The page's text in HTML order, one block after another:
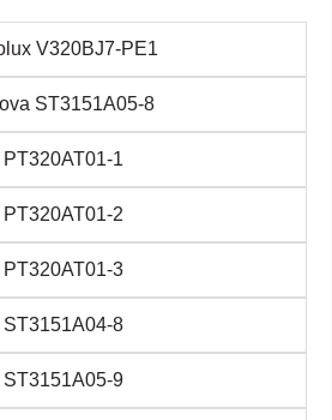
V320BJ7-PE1
ST3151A05-8
PT320AT01-1
PT320AT01-2
PT320AT01-3
ST3151A04-8
ST3151A05-9